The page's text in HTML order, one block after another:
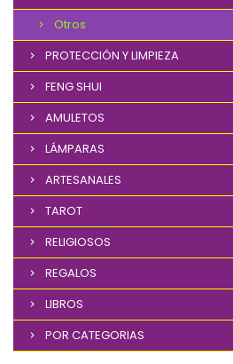
Otros
PROTECCIÓN Y LIMPIEZA
FENG SHUI
AMULETOS
LÁMPARAS
ARTESANALES
TAROT
RELIGIOSOS
REGALOS
LIBROS
POR CATEGORIAS